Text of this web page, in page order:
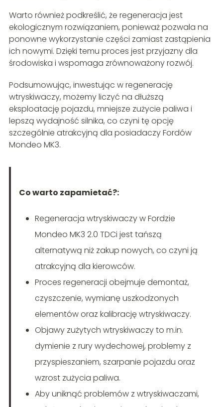
Warto również podkreślić, że regeneracja jest
ekologicznym rozwiązaniem, ponieważ pozwala na
ponowne wykorzystanie części zamiast zastąpienia
ich nowymi. Dzięki temu proces jest przyjazny dla
środowiska i wspomaga zrównoważony rozwój.
Podsumowując, inwestując w regenerację
wtryskiwaczy, możemy liczyć na dłuższą
eksploatację pojazdu, mniejsze zużycie paliwa i
lepszą wydajność silnika, co czyni tę opcję
szczególnie atrakcyjną dla posiadaczy Fordów
Mondeo MK3.
Co warto zapamietać?:
Regeneracja wtryskiwaczy w Fordzie
Mondeo MK3 2.0 TDCi jest tańszą
alternatywą niż zakup nowych, co czyni ją
atrakcyjną dla kierowców.
Proces regeneracji obejmuje demontaż,
czyszczenie, wymianę uszkodzonych
elementów oraz kalibrację wtryskiwaczy.
Objawy zużytych wtryskiwaczy to m.in.
dymienie z rury wydechowej, problemy z
przyspieszaniem, szarpanie pojazdu oraz
wzrost zużycia paliwa.
Aby uniknąć problemów z wtryskiwaczami,